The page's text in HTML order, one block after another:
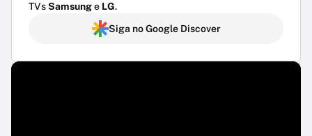
TVsSamsunge LG.
Siga no Google Discover